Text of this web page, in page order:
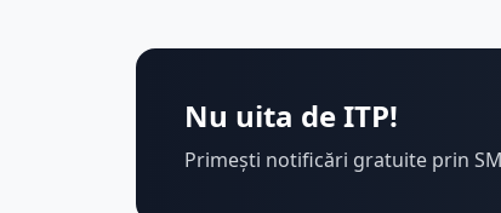
Nu uita de ITP!
Primești notificări gratuite prin